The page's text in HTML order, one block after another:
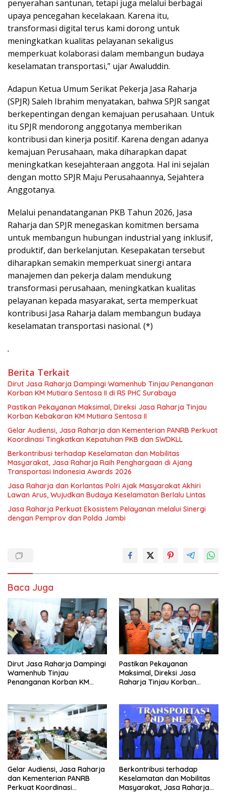
penyerahan santunan, tetapi juga melalui berbagai
upaya pencegahan kecelakaan. Karena itu,
transformasi digital terus kami dorong untuk
meningkatkan kualitas pelayanan sekaligus
memperkuat kolaborasi dalam membangun budaya
keselamatan transportasi,” ujar Awaluddin.
Adapun Ketua Umum Serikat Pekerja Jasa Raharja
(SPJR) Saleh Ibrahim menyatakan, bahwa SPJR sangat
berkepentingan dengan kemajuan perusahaan. Untuk
itu SPJR mendorong anggotanya memberikan
kontribusi dan kinerja positif. Karena dengan adanya
kemajuan Perusahaan, maka diharapkan dapat
meningkatkan kesejahteraan anggota. Hal ini sejalan
dengan motto SPJR Maju Perusahaannya, Sejahtera
Anggotanya.
Melalui penandatanganan PKB Tahun 2026, Jasa
Raharja dan SPJR menegaskan komitmen bersama
untuk membangun hubungan industrial yang inklusif,
produktif, dan berkelanjutan. Kesepakatan tersebut
diharapkan semakin memperkuat sinergi antara
manajemen dan pekerja dalam mendukung
transformasi perusahaan, meningkatkan kualitas
pelayanan kepada masyarakat, serta memperkuat
kontribusi Jasa Raharja dalam membangun budaya
keselamatan transportasi nasional. (*)
.
Berita Terkait
Dirut Jasa Raharja Dampingi Wamenhub Tinjau Penanganan
Korban KM Mutiara Sentosa II di RS PHC Surabaya
Pastikan Pekayanan Maksimal, Direksi Jasa Raharja Tinjau
Korban Kebakaran KM Mutiara Sentosa II
Gelar Audiensi, Jasa Raharja dan Kementerian PANRB Perkuat
Koordinasi Tingkatkan Kepatuhan PKB dan SWDKLL
Berkontribusi terhadap Keselamatan dan Mobilitas
Masyarakat, Jasa Raharja Raih Penghargaan di Ajang
Transportasi Indonesia Awards 2026
Jasa Raharja dan Korlantas Polri Ajak Masyarakat Akhiri
Lawan Arus, Wujudkan Budaya Keselamatan Berlalu Lintas
Jasa Raharja Perkuat Ekosistem Pelayanan melalui Sinergi
dengan Pemprov dan Polda Jambi
Baca Juga
Dirut Jasa Raharja Dampingi
Wamenhub Tinjau
Penanganan Korban KM
Pastikan Pekayanan
Maksimal, Direksi Jasa
Raharja Tinjau Korban
Gelar Audiensi, Jasa Raharja
dan Kementerian PANRB
Perkuat Koordinasi
Berkontribusi terhadap
Keselamatan dan Mobilitas
Masyarakat, Jasa Raharja